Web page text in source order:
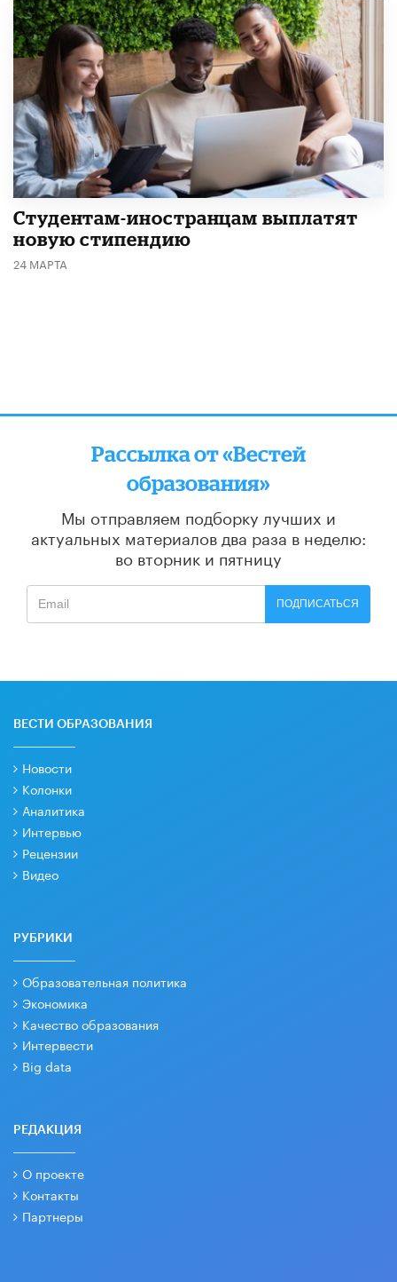
Студентам-иностранцам выплатят
новую стипендию
24 МАРТА
Рассылка от «Вестей
образования»
Мы отправляем подборку лучших и
актуальных материалов два раза в неделю:
во вторник и пятницу
ПОДПИСАТЬСЯ
ВЕСТИ ОБРАЗОВАНИЯ
Новости
Колонки
Аналитика
Интервью
Рецензии
Видео
РУБРИКИ
Образовательная политика
Экономика
Качество образования
Интервести
Big data
РЕДАКЦИЯ
О проекте
Контакты
Партнеры